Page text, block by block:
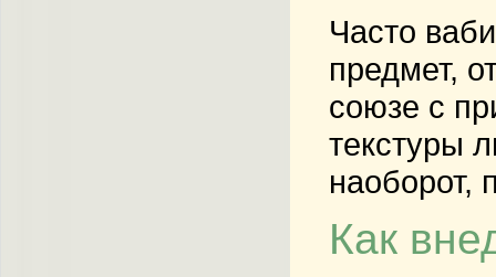
Часто
предмет,
союзе с
текстуры
наоборот,
Как